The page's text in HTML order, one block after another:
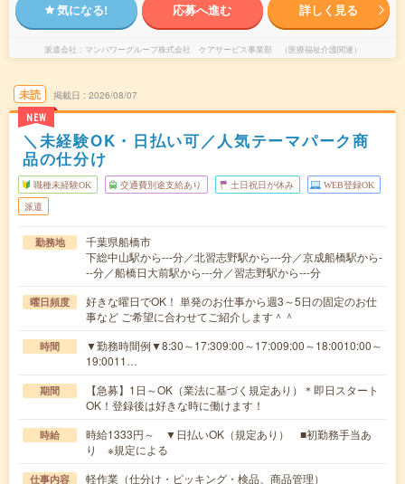
気になる! 応募へ進む 詳しく見る
派遣会社 マンパワーグループ株式会社 ケアサービス事業部 （医療福祉介護関連）
未読
NEW
掲載日 2026/08/07
＼未経験OK・日払い可／人気テーマパーク商
品の仕分け
職種未経験OK 交通費別途支給あり 土日祝日が休み WEB登録OK
派遣
勤務地
千葉県船橋市
下総中山駅から---分／北習志野駅から---分／京成船橋駅から-
--分／船橋日大前駅から---分／習志野駅から---分
曜日頻度
好きな曜日でOK！ 単発のお仕事から週3～5日の固定のお仕
事など ご希望に合わせてご紹介します＾＾
時間
▼勤務時間例▼8:30～17:309:00～17:009:00～18:0010:00～
19:0011…
期間
【急募】1日～OK（業法に基づく規定あり）＊即日スタート
OK！登録後は好きな時に働けます！
時給
時給1333円～ ▼日払いOK（規定あり） ■初勤務手当あ
り ※規定による
仕事内容 軽作業（仕分け・ピッキング・検品、商品管理）